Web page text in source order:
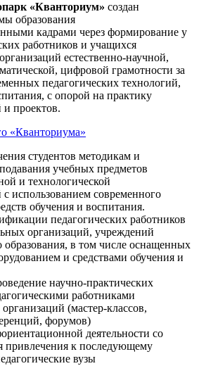
«Кванториум» создан
образования
кадрами через формирование у
работников и учащихся
естественно-научной,
цифровой грамотности за
педагогических технологий,
с опорой на практику
и проектов.
«Кванториума»
студентов методикам и
учебных предметов
и технологической
с использованием современного
обучения и воспитания.
педагогических работников
организаций, учреждений
образования, в том числе оснащенных
и средствами обучения и
научно-практических
работниками
(мастер-классов,
форумов)
деятельности со
привлечения к последующему
вузы